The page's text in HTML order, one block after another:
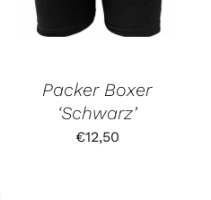
Packer Boxer
‘Schwarz’
€12,50